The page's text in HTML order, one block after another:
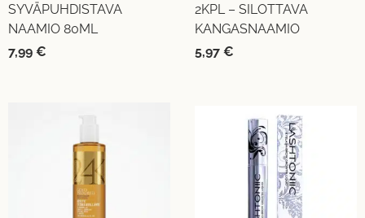
SYVÄPUHDISTAVA
NAAMIO 80ML
7,99 €
2KPL – SILOTTAVA
KANGASNAAMIO
5,97 €